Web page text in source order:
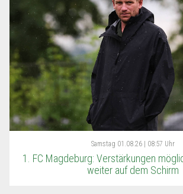
Samstag 01.08.26 | 08:57 Uhr
1. FC Magdeburg: Verstärkungen
weiter auf dem Schirm